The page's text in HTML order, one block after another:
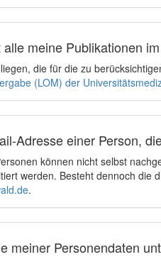
meine Publikationen
die für die zu
(LOM) der
Adresse einer Person,
können nicht selbst
werden. Besteht dennoch die
.
meiner Personendaten